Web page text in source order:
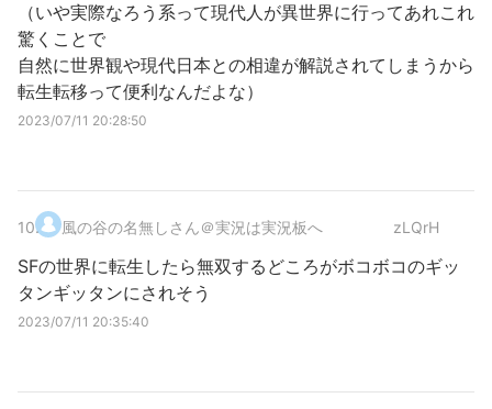
（いや実際なろう系って現代人が異世界に行ってあれこれ
驚くことで
自然に世界観や現代日本との相違が解説されてしまうから
転生転移って便利なんだよな）
2023/07/11 20:28:50
10. 風の谷の名無しさん＠実況は実況板へ zLQrH
SFの世界に転生したら無双するどころがボコボコのギッ
タンギッタンにされそう
2023/07/11 20:35:40